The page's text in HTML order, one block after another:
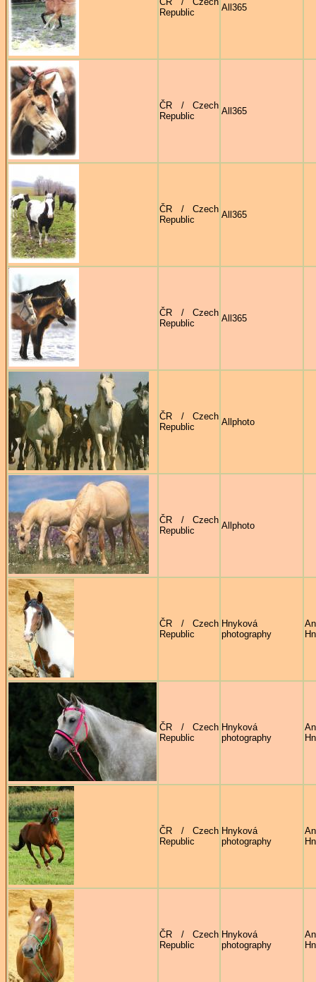
Republic
All365
ČR / Czech
Republic
All365
ČR / Czech
Republic
All365
ČR / Czech
Republic
All365
ČR / Czech
Republic
Allphoto
ČR / Czech
Republic
Allphoto
ČR / Czech
Republic
Hnyková
photography
ČR / Czech
Republic
Hnyková
photography
ČR / Czech
Republic
Hnyková
photography
ČR / Czech
Republic
Hnyková
photography